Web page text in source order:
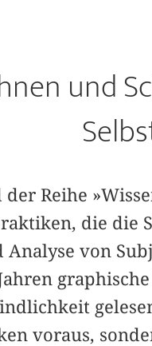
und
der Reihe
die die
von
voraus,